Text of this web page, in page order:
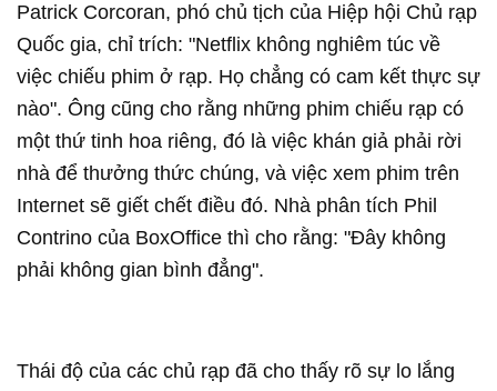
Patrick Corcoran, phó chủ tịch của Hiệp hội Chủ rạp
Quốc gia, chỉ trích: "Netflix không nghiêm túc về
việc chiếu phim ở rạp. Họ chẳng có cam kết thực sự
nào". Ông cũng cho rằng những phim chiếu rạp có
một thứ tinh hoa riêng, đó là việc khán giả phải rời
nhà để thưởng thức chúng, và việc xem phim trên
Internet sẽ giết chết điều đó. Nhà phân tích Phil
Contrino của BoxOffice thì cho rằng: "Đây không
phải không gian bình đẳng".
Thái độ của các chủ rạp đã cho thấy rõ sự lo lắng